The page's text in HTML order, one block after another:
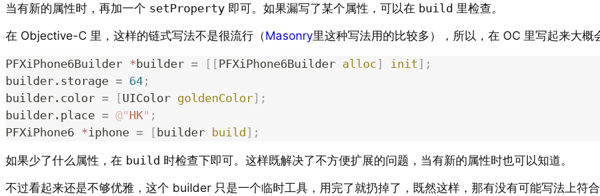
当有新的属性时，再加一个 setProperty 即可。如果漏写了某个属性，可以在 build 里检查。
在 Objective-C 里，这样的链式写法不是很流行（Masonry里这种写法用的比较多），所以，在 OC 里写起来大概
PFXiPhone6Builder *builder = [[PFXiPhone6Builder alloc ] init ];
builder.storage = 64 ;
builder.color = [UIColor goldenColor];
builder.place = @"HK" ;
PFXiPhone6 *iphone = [builder build ];
如果少了什么属性，在 build 时检查下即可。这样既解决了不方便扩展的问题，当有新的属性时也可以知道。
不过看起来还是不够优雅，这个 builder 只是一个临时工具，用完了就扔掉了，既然这样，那有没有可能写法上符